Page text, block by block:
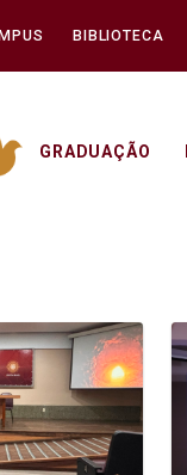
BIBLIOTECA
GRADUAÇÃO
Unicap